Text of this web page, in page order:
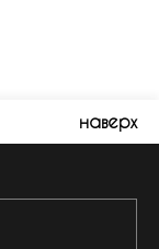
наверх